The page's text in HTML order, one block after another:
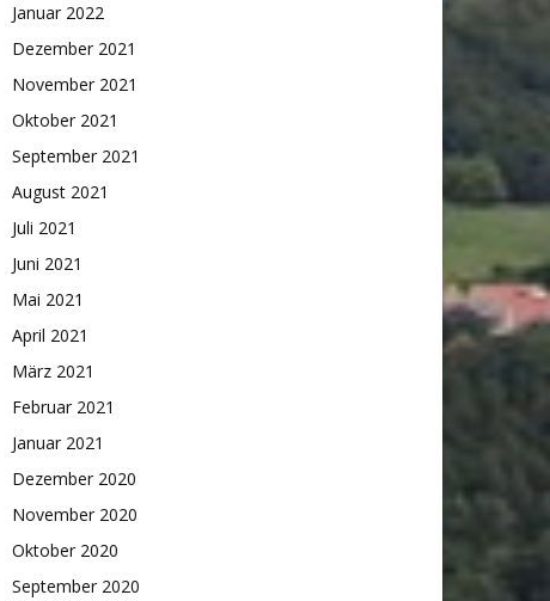
Januar 2022
Dezember 2021
November 2021
Oktober 2021
September 2021
August 2021
Juli 2021
Juni 2021
Mai 2021
April 2021
März 2021
Februar 2021
Januar 2021
Dezember 2020
November 2020
Oktober 2020
September 2020